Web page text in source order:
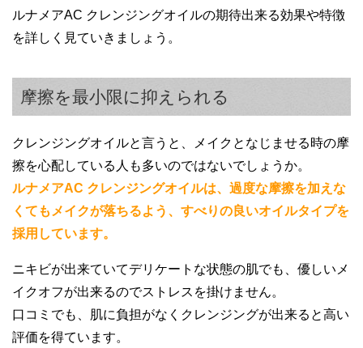
これを使い始めてからは洗い流した後もつ
っぱらず、乾燥がそこまで気にならなくな
使い心地がとてもよく、普段肌の調子が悪
い私でもこのクレンジングオイルは安心し
て使えました。
ルナメアAC クレンジングオイルの期待出来る効果や特徴
を詳しく見ていきましょう。
摩擦を最小限に抑えられる
クレンジングオイルと言うと、メイクとなじませる時の摩
擦を心配している人も多いのではないでしょうか。
ルナメアAC クレンジングオイルは、過度な摩擦を加えな
くてもメイクが落ちるよう、すべりの良いオイルタイプを
採用しています。
ニキビが出来ていてデリケートな状態の肌でも、優しいメ
イクオフが出来るのでストレスを掛けません。
口コミでも、肌に負担がなくクレンジングが出来ると高い
評価を得ています。